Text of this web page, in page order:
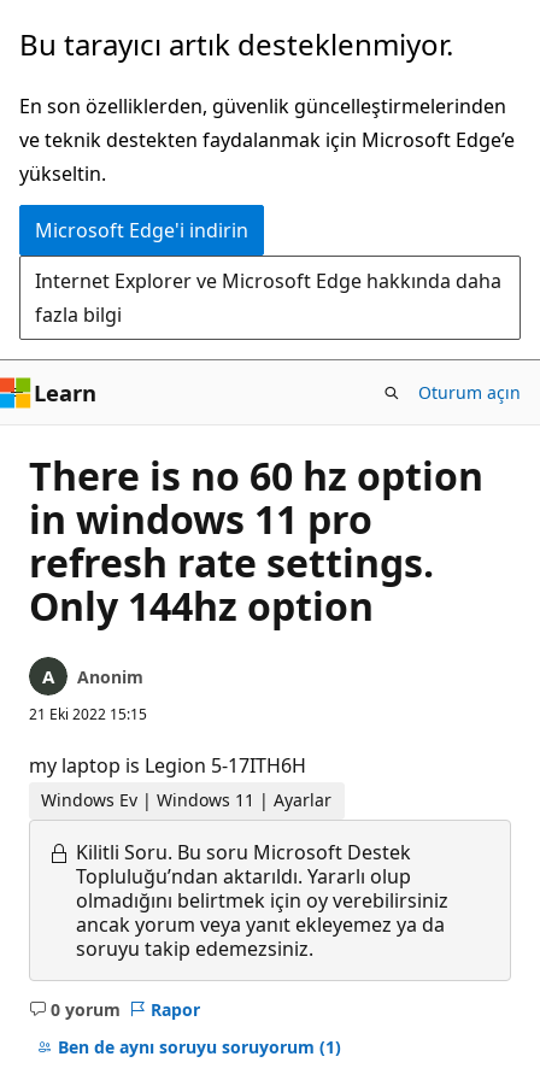
Ana
atla
Bu tarayıcı artık desteklenmiyor.
En son özelliklerden, güvenlik güncelleştirmelerinden
ve teknik destekten faydalanmak için Microsoft Edge’e
yükseltin.
Microsoft Edge'i indirin
Internet Explorer ve Microsoft Edge hakkında daha
fazla bilgi
Learn Oturum açın
There is no 60 hz option
in windows 11 pro
refresh rate settings.
Only 144hz option
Anonim
21 Eki 2022 15:15
my laptop is Legion 5-17ITH6H
Windows Ev | Windows 11 | Ayarlar
Kilitli Soru. Bu soru Microsoft Destek
Topluluğu’ndan aktarıldı. Yararlı olup
olmadığını belirtmek için oy verebilirsiniz
ancak yorum veya yanıt ekleyemez ya da
soruyu takip edemezsiniz.
0 yorum
Açıklama
yok
Rapor
Ben de aynı soruyu soruyorum (1)